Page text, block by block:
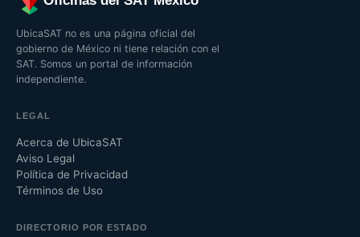
UbicaSAT no es una página oficial del
gobierno de México ni tiene relación con el
SAT. Somos un portal de información
independiente.
LEGAL
Acerca de UbicaSAT
Aviso Legal
Política de Privacidad
Términos de Uso
DIRECTORIO POR ESTADO